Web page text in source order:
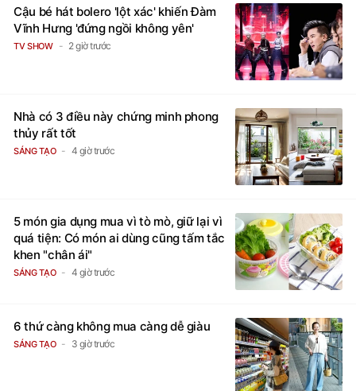
Cậu bé hát bolero 'lột xác' khiến Đàm
Vĩnh Hưng 'đứng ngồi không yên'
TV SHOW 2 giờ trước
Nhà có 3 điều này chứng minh phong
thủy rất tốt
SÁNG TẠO 4 giờ trước
5 món gia dụng mua vì tò mò, giữ lại vì
quá tiện: Có món ai dùng cũng tấm tắc
khen "chân ái"
SÁNG TẠO 4 giờ trước
6 thứ càng không mua càng dễ giàu
SÁNG TẠO 3 giờ trước